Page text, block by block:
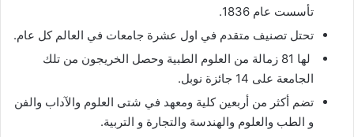
تأسست عام 1836.
تحتل تصنيف متقدم في اول عشرة جامعات في العالم كل عام.
لها 81 زمالة من العلوم الطبية وحصل الخريجون من تلك
الجامعة على 14 جائزة نوبل.
تضم أكثر من أربعين كلية ومعهد في شتى العلوم والآداب والفن
و الطب والعلوم والهندسة والتجارة و التربية.